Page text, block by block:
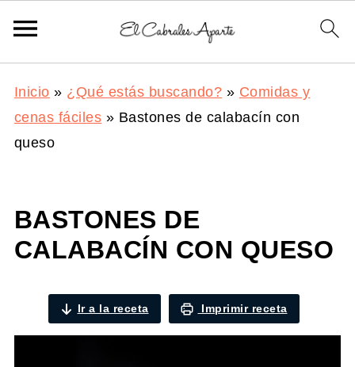
Inicio » ¿Qué estás buscando? » Comidas y
cenas fáciles » Bastones de calabacín con
queso
BASTONES DE
CALABACÍN CON QUESO
Ir a la receta Imprimir receta